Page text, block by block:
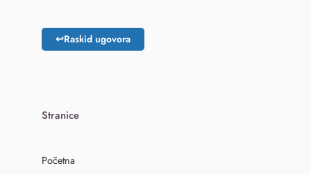
↩Raskid ugovora
Stranice
Početna